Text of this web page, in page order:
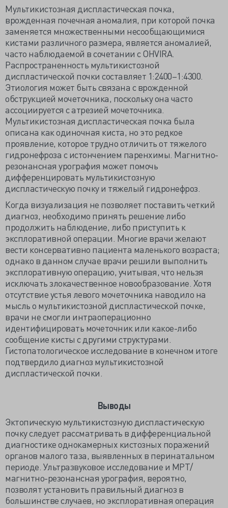
Мультикистозная диспластическая почка,
врожденная почечная аномалия, при которой почка
заменяется множественными несообщающимися
кистами различного размера, является аномалией,
часто наблюдаемой в сочетании с OHVIRA.
Распространенность мультикистозной
диспластической почки составляет 1:2400–1:4300.
Этиология может быть связана с врожденной
обструкцией мочеточника, поскольку она часто
ассоциируется с атрезией мочеточника.
Мультикистозная диспластическая почка была
описана как одиночная киста, но это редкое
проявление, которое трудно отличить от тяжелого
гидронефроза с истончением паренхимы. Магнитно-
резонансная урография может помочь
дифференцировать мультикистозную
диспластическую почку и тяжелый гидронефроз.
Когда визуализация не позволяет поставить четкий
диагноз, необходимо принять решение либо
продолжить наблюдение, либо приступить к
эксплоративной операции. Многие врачи желают
вести консервативно пациента маленького возраста;
однако в данном случае врачи решили выполнить
эксплоративную операцию, учитывая, что нельзя
исключать злокачественное новообразование. Хотя
отсутствие устья левого мочеточника наводило на
мысль о мультикистозной диспластической почке,
врачи не смогли интраоперационно
идентифицировать мочеточник или какое-либо
сообщение кисты с другими структурами.
Гистопатологическое исследование в конечном итоге
подтвердило диагноз мультикистозной
диспластической почки.
Выводы
Эктопическую мультикистозную диспластическую
почку следует рассматривать в дифференциальной
диагностике однокамерных кистозных поражений
органов малого таза, выявленных в перинатальном
периоде. Ультразвуковое исследование и МРТ/
магнитно-резонансная урография, вероятно,
позволят установить правильный диагноз в
большинстве случаев, но эксплоративная операция